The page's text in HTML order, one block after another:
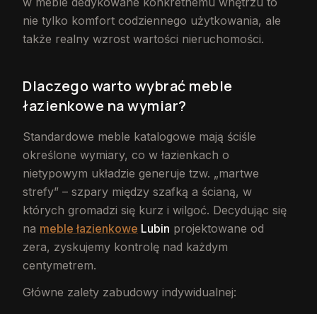
nie tylko komfort codziennego użytkowania, ale
także realny wzrost wartości nieruchomości.
Dlaczego warto wybrać meble
łazienkowe na wymiar?
Standardowe meble katalogowe mają ściśle
określone wymiary, co w łazienkach o
nietypowym układzie generuje tzw. „martwe
strefy” – szpary między szafką a ścianą, w
których gromadzi się kurz i wilgoć. Decydując się
na meble łazienkowe Lubin projektowane od
zera, zyskujemy kontrolę nad każdym
centymetrem.
Główne zalety zabudowy indywidualnej: